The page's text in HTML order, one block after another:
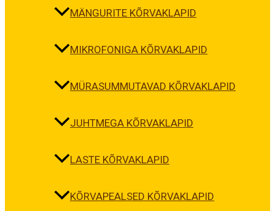
MÄNGURITE KÕRVAKLAPID
MIKROFONIGA KÕRVAKLAPID
MÜRASUMMUTAVAD KÕRVAKLAPID
JUHTMEGA KÕRVAKLAPID
LASTE KÕRVAKLAPID
KÕRVAPEALSED KÕRVAKLAPID